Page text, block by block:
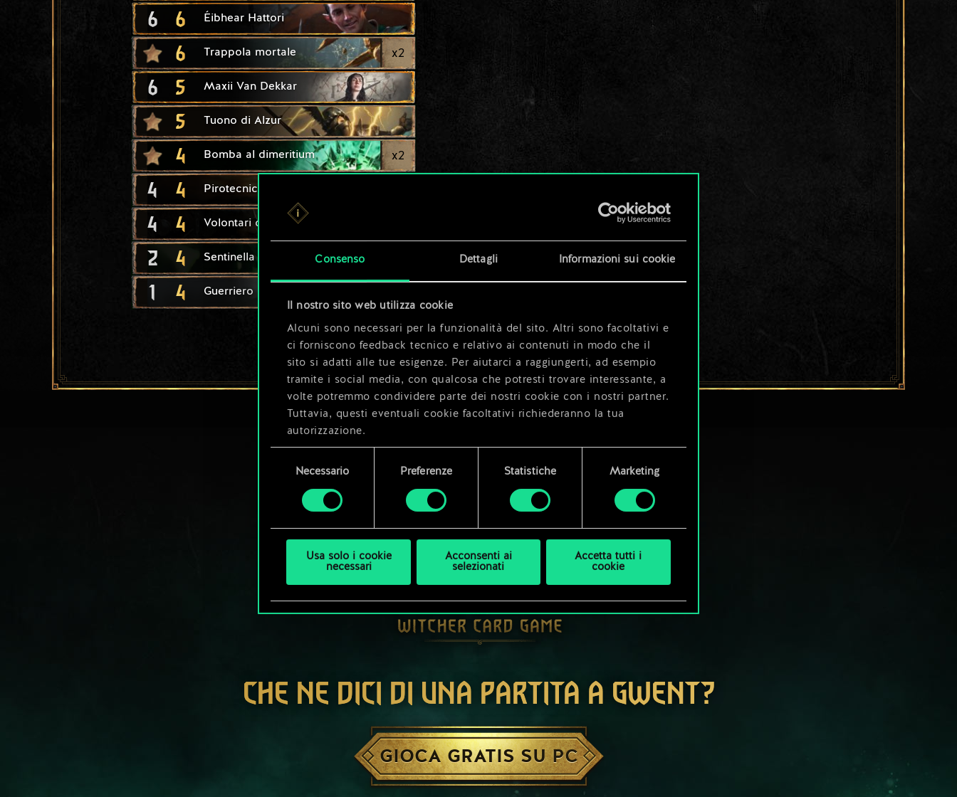
Consenso Dettagli Informazioni sui cookie
Il nostro sito web utilizza cookie
Alcuni sono necessari per la funzionalità del sito. Altri sono facoltativi e
ci forniscono feedback tecnico e relativo ai contenuti in modo che il
sito si adatti alle tue esigenze. Per aiutarci a raggiungerti, ad esempio
tramite i social media, con qualcosa che potresti trovare interessante, a
volte potremmo condividere parte dei nostri cookie con i nostri partner.
Tuttavia, questi eventuali cookie facoltativi richiederanno la tua
autorizzazione.
Tutti i dettagli su come utilizziamo i cookie e su come impostare le tue
consenso
Necessario Preferenze Statistiche Marketing
Usa solo i cookie
necessari
Acconsenti ai
selezionati
Accetta tutti i
cookie
6 6 Éibhear Hattori
6 Trappola mortale x2
6 5 Maxii Van Dekkar
5 Tuono di Alzur
4 Bomba al dimeritium x2
4 4 Pirotecnico
4 4 Volontari di Mahakam
2 4 Sentinella Brokilon
1 4 Guerriero nanico
CHE NE DICI DI UNA PARTITA A GWENT?
GIOCA GRATIS SU PC